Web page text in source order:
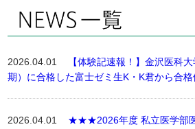
2026.04.01
【体験記速報！】金沢医科
期）に合格した富士ゼミ生K・K君から合格
2026.04.01 ★★★2026年度 私立医学部